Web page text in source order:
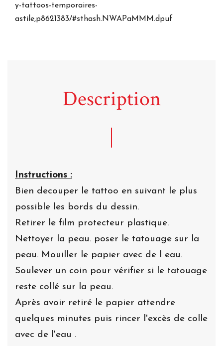
y-tattoos-temporaires-
astile,p8621383/#sthash.NWAPaMMM.dpuf
Description
Instructions :
Bien decouper le tattoo en suivant le plus
possible les bords du dessin.
Retirer le film protecteur plastique.
Nettoyer la peau. poser le tatouage sur la
peau. Mouiller le papier avec de l eau.
Soulever un coin pour vérifier si le tatouage
reste collé sur la peau.
Après avoir retiré le papier attendre
quelques minutes puis rincer l'excès de colle
avec de l'eau .